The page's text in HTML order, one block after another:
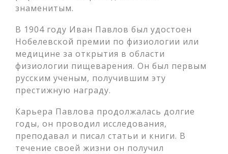
знаменитым.
В 1904 году Иван Павлов был удостоен
Нобелевской премии по физиологии или
медицине за открытия в области
физиологии пищеварения. Он был первым
русским ученым, получившим эту
престижную награду.
Карьера Павлова продолжалась долгие
годы, он проводил исследования,
преподавал и писал статьи и книги. В
течение своей жизни он получил